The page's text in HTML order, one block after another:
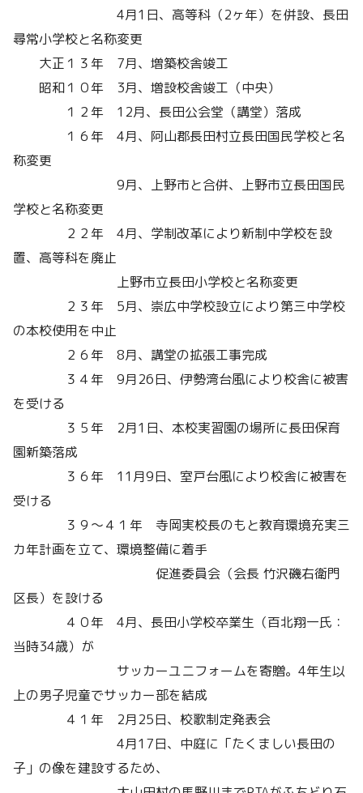
4月1日、高等科（2ヶ年）を併設、長田
尋常小学校と名称変更
大正１３年 7月、増築校舎竣工
昭和１０年 3月、増設校舎竣工（中央）
１２年 12月、長田公会堂（講堂）落成
１６年 4月、阿山郡長田村立長田国民学校と名
称変更
9月、上野市と合併、上野市立長田国民
学校と名称変更
２２年 4月、学制改革により新制中学校を設
置、高等科を廃止
上野市立長田小学校と名称変更
２３年 5月、崇広中学校設立により第三中学校
の本校使用を中止
２６年 8月、講堂の拡張工事完成
３４年 9月26日、伊勢湾台風により校舎に被害
を受ける
３５年 2月1日、本校実習園の場所に長田保育
園新築落成
３６年 11月9日、室戸台風により校舎に被害を
受ける
３９～４１年 寺岡実校長のもと教育環境充実三
カ年計画を立て、環境整備に着手
促進委員会（会長 竹沢磯右衛門
区長）を設ける
４０年 4月、長田小学校卒業生（百北翔一氏：
当時34歳）が
サッカーユニフォームを寄贈。4年生以
上の男子児童でサッカー部を結成
４１年 2月25日、校歌制定発表会
4月17日、中庭に「たくましい長田の
子」の像を建設するため、